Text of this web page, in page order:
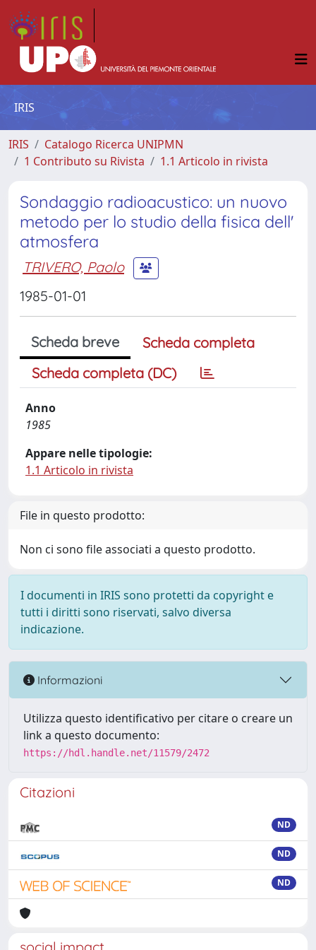
IRIS
IRIS
Catalogo Ricerca UNIPMN
1 Contributo su Rivista
1.1 Articolo in rivista
Sondaggio radioacustico: un nuovo
metodo per lo studio della fisica dell'
atmosfera
TRIVERO, Paolo
1985-01-01
Scheda breve
Scheda completa
Scheda completa (DC)
Anno
1985
Appare nelle tipologie:
1.1 Articolo in rivista
File in questo prodotto:
Non ci sono file associati a questo prodotto.
I documenti in IRIS sono protetti da copyright e
tutti i diritti sono riservati, salvo diversa
indicazione.
Informazioni
Utilizza questo identificativo per citare o creare un
link a questo documento:
https://hdl.handle.net/11579/2472
Citazioni
ND
ND
ND